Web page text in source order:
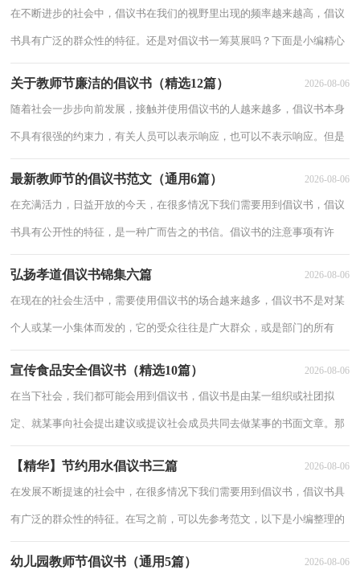
在不断进步的社会中，倡议书在我们的视野里出现的频率越来越高，倡议
书具有广泛的群众性的特征。还是对倡议书一筹莫展吗？下面是小编精心
关于教师节廉洁的倡议书（精选12篇） 2026-08-06
随着社会一步步向前发展，接触并使用倡议书的人越来越多，倡议书本身
不具有很强的约束力，有关人员可以表示响应，也可以不表示响应。但是
最新教师节的倡议书范文（通用6篇） 2026-08-06
在充满活力，日益开放的今天，在很多情况下我们需要用到倡议书，倡议
书具有公开性的特征，是一种广而告之的书信。倡议书的注意事项有许
弘扬孝道倡议书锦集六篇 2026-08-06
在现在的社会生活中，需要使用倡议书的场合越来越多，倡议书不是对某
个人或某一小集体而发的，它的受众往往是广大群众，或是部门的所有
宣传食品安全倡议书（精选10篇） 2026-08-06
在当下社会，我们都可能会用到倡议书，倡议书是由某一组织或社团拟
定、就某事向社会提出建议或提议社会成员共同去做某事的书面文章。那
【精华】节约用水倡议书三篇 2026-08-06
在发展不断提速的社会中，在很多情况下我们需要用到倡议书，倡议书具
有广泛的群众性的特征。在写之前，可以先参考范文，以下是小编整理的
幼儿园教师节倡议书（通用5篇） 2026-08-06